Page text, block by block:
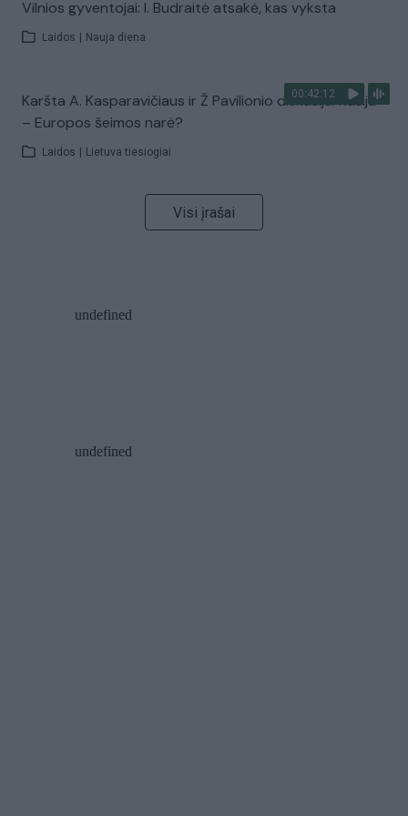
Vilnios gyventojai: I. Budraitė atsakė, kas vyksta
Laidos Nauja diena
00:42:12
Karšta A. Kasparavičiaus ir Ž Pavilionio diskusija: Rusija
– Europos šeimos narė?
Laidos Lietuva tiesiogiai
Visi įrašai